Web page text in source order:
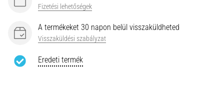
leggyakoribb
kiváltó
talpi
Fizetési lehetőségek
A termékeket 30 napon belül visszaküldheted
Visszaküldési szabályzat
Eredeti termék